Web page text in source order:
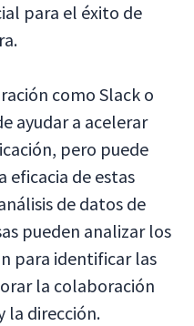
para el éxito de
como Slack o
ayudar a acelerar
pero puede
eficacia de estas
de datos de
pueden analizar los
para identificar las
la colaboración
la dirección.